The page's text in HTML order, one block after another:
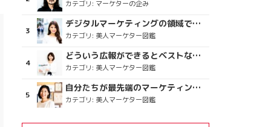
カテゴリ: マーケターの企み
デジタルマーケティングの領域で、海外というステージに
カテゴリ: 美人マーケター図鑑
どういう広報ができるとベストなのか
カテゴリ: 美人マーケター図鑑
自分たちが最先端のマーケティングを目指す
カテゴリ: 美人マーケター図鑑